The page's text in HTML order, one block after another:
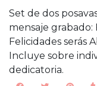
Set de dos
mensaje grabado:
Felicidades serás
Incluye sobre
dedicatoria.